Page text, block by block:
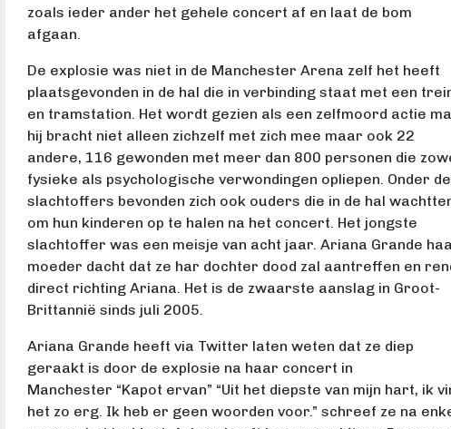
zoals ieder ander het gehele concert af en laat de bom
afgaan.
De explosie was niet in de Manchester Arena zelf het heeft
plaatsgevonden in de hal die in verbinding staat met een
en tramstation. Het wordt gezien als een zelfmoord actie
hij bracht niet alleen zichzelf met zich mee maar ook 22
andere, 116 gewonden met meer dan 800 personen die
fysieke als psychologische verwondingen opliepen. Onder de
slachtoffers bevonden zich ook ouders die in de hal
om hun kinderen op te halen na het concert. Het jongste
slachtoffer was een meisje van acht jaar. Ariana Grande
moeder dacht dat ze har dochter dood zal aantreffen en
direct richting Ariana. Het is de zwaarste aanslag in Groot-
Brittannië sinds juli 2005.
Ariana Grande heeft via Twitter laten weten dat ze diep
geraakt is door de explosie na haar concert in
Manchester “Kapot ervan” “Uit het diepste van mijn hart, ik
het zo erg. Ik heb er geen woorden voor.” schreef ze na